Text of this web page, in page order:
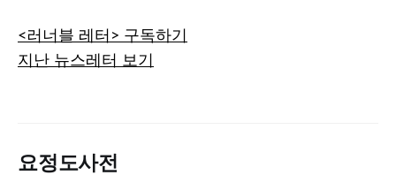
<러너블 레터> 구독하기
지난 뉴스레터 보기
요정도사전